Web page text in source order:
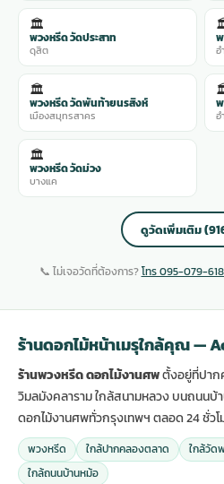
🏛️
พวงหรีด วัดประสาท
ดุสิต อ
🏛️
พวงหรีด วัดพันท้ายนรสิงห์
เมืองสมุทรสาคร อ
🏛️
พวงหรีด วัดม่วง
บางแค
ดูวัดเพิ่มเติม
📞 ไม่เจอวัดที่ต้องการ?โทร 095-079-
ร้านดอกไม้หน้าเมรุใกล้คุณ —
ร้านพวงหรีด ดอกไม้งานศพตั้งอยู่ที่ปาก
วิมลมังคลาราม ใกล้สนามหลวง บนถนนบ้
ดอกไม้งานศพทั่วกรุงเทพฯ ตลอด 24 ชั่วโ
พวงหรีด ใกล้ปากคลองตลาด ใกล้วัด
ใกล้ถนนบ้านหม้อ